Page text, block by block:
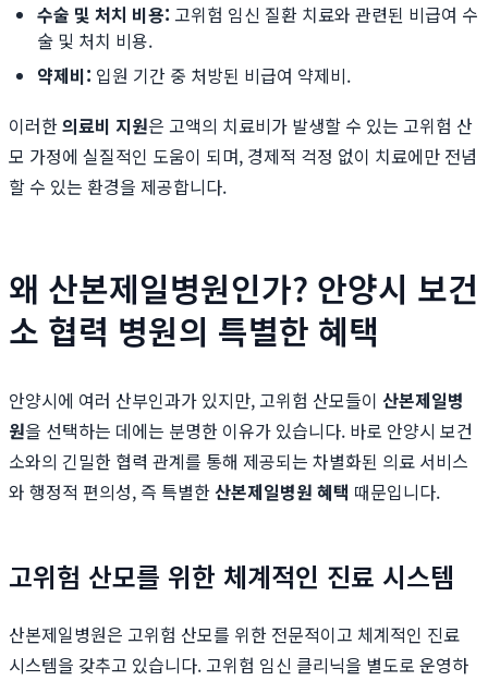
수술 및 처치 비용: 고위험 임신 질환 치료와 관련된 비급여 수
술 및 처치 비용.
약제비: 입원 기간 중 처방된 비급여 약제비.
이러한의료비 지원은 고액의 치료비가 발생할 수 있는 고위험 산
모 가정에 실질적인 도움이 되며, 경제적 걱정 없이 치료에만 전념
할 수 있는 환경을 제공합니다.
왜 산본제일병원인가? 안양시 보건
소 협력 병원의 특별한 혜택
안양시에 여러 산부인과가 있지만, 고위험 산모들이 산본제일병
원을 선택하는 데에는 분명한 이유가 있습니다. 바로 안양시 보건
소와의 긴밀한 협력 관계를 통해 제공되는 차별화된 의료 서비스
와 행정적 편의성, 즉 특별한산본제일병원 혜택 때문입니다.
고위험 산모를 위한 체계적인 진료 시스템
산본제일병원은 고위험 산모를 위한 전문적이고 체계적인 진료
시스템을 갖추고 있습니다. 고위험 임신 클리닉을 별도로 운영하